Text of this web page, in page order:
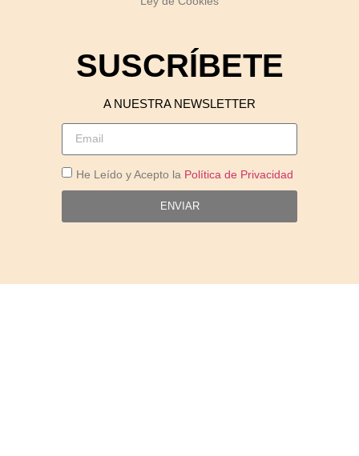
SUSCRÍBETE
A NUESTRA NEWSLETTER
He Leído y Acepto la Política de Privacidad
ENVIAR